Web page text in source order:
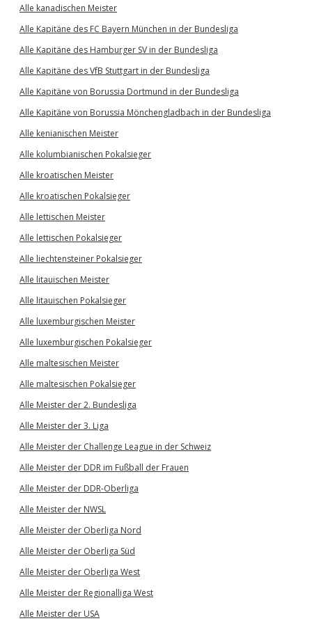
Alle kanadischen Meister
Alle Kapitäne des FC Bayern München in der Bundesliga
Alle Kapitäne des Hamburger SV in der Bundesliga
Alle Kapitäne des VfB Stuttgart in der Bundesliga
Alle Kapitäne von Borussia Dortmund in der Bundesliga
Alle Kapitäne von Borussia Mönchengladbach in der Bundesliga
Alle kenianischen Meister
Alle kolumbianischen Pokalsieger
Alle kroatischen Meister
Alle kroatischen Pokalsieger
Alle lettischen Meister
Alle lettischen Pokalsieger
Alle liechtensteiner Pokalsieger
Alle litauischen Meister
Alle litauischen Pokalsieger
Alle luxemburgischen Meister
Alle luxemburgischen Pokalsieger
Alle maltesischen Meister
Alle maltesischen Pokalsieger
Alle Meister der 2. Bundesliga
Alle Meister der 3. Liga
Alle Meister der Challenge League in der Schweiz
Alle Meister der DDR im Fußball der Frauen
Alle Meister der DDR-Oberliga
Alle Meister der NWSL
Alle Meister der Oberliga Nord
Alle Meister der Oberliga Süd
Alle Meister der Oberliga West
Alle Meister der Regionalliga West
Alle Meister der USA